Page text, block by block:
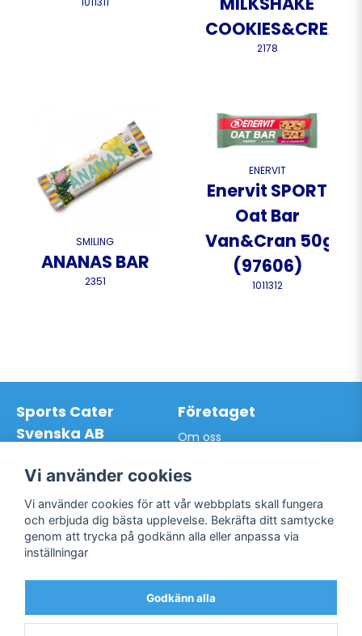
COOKIES&CREAM
2178
SMILING
ANANAS BAR
2351
ENERVIT
Enervit SPORT
Oat Bar
Van&Cran 50g
(97606)
1011312
Sports Cater
Svenska AB
145 63 Norsborg
Org.nr: 559024-7762
Mail:
info@sportscater.se
Företaget
Om oss
Vår vision
Registrera konto
Glömt lösenord?
Support
Allmänna villkor
Kontakta oss
Facebook
Twitter
Vi använder cookies
Vi använder cookies för att vår webbplats skall fungera
och erbjuda dig bästa upplevelse. Bekräfta ditt samtycke
genom att trycka på godkänn alla eller anpassa via
inställningar
Godkänn alla